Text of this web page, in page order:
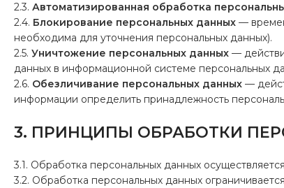
2.3. Автоматизированная обработка
2.4. Блокирование персональных данных —
необходима для уточнения персональных данных).
2.5. Уничтожение персональных данных —
данных в информационной системе персональных
2.6. Обезличивание персональных данных —
информации определить принадлежность
3. ПРИНЦИПЫ ОБРАБОТКИ
3.1. Обработка персональных данных
3.2. Обработка персональных данных